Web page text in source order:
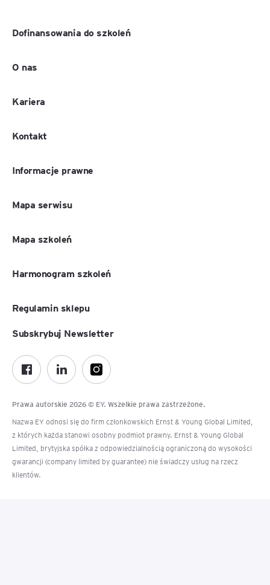
Dofinansowania do szkoleń
O nas
Kariera
Kontakt
Informacje prawne
Mapa serwisu
Mapa szkoleń
Harmonogram szkoleń
Regulamin sklepu
Prawa autorskie 2026 © EY. Wszelkie prawa zastrzeżone.
Nazwa EY odnosi się do firm członkowskich Ernst & Young Global Limited,
z których każda stanowi osobny podmiot prawny. Ernst & Young Global
Limited, brytyjska spółka z odpowiedzialnością ograniczoną do wysokości
gwarancji (company limited by guarantee) nie świadczy usług na rzecz
klientów.
Subskrybuj Newsletter